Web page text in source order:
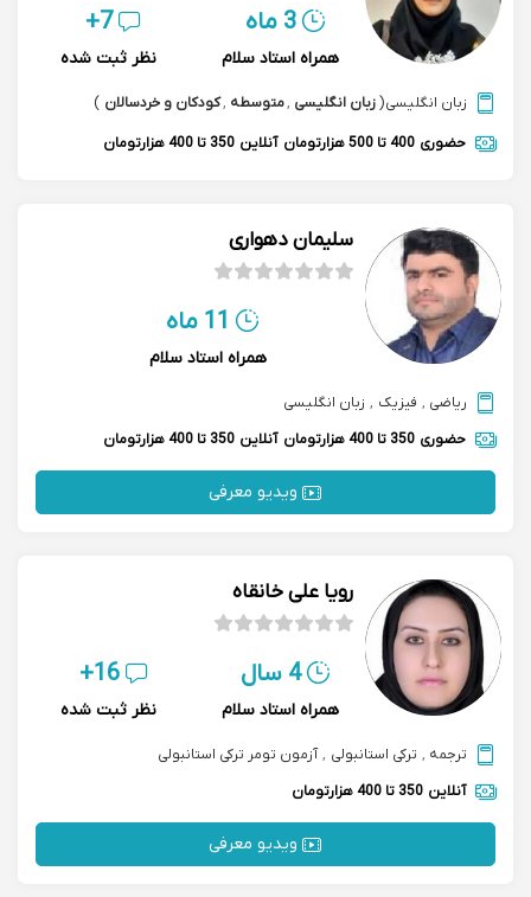
3 ماه
همراه استاد سلام
7+
نظر ثبت شده
زبان انگلیسی(زبان انگلیسی ,متوسطه ,کودکان و خردسالان )
حضوری 400 تا 500 هزارتومان آنلاین 350 تا 400 هزارتومان
سلیمان دهواری
11 ماه
همراه استاد سلام
ریاضی , فیزیک , زبان انگلیسی
حضوری 350 تا 400 هزارتومان آنلاین 350 تا 400 هزارتومان
ویدیو معرفی
رویا علی خانقاه
4 سال
همراه استاد سلام
16+
نظر ثبت شده
ترجمه , ترکی استانبولی , آزمون تومر ترکی استانبولی
آنلاین 350 تا 400 هزارتومان
ویدیو معرفی